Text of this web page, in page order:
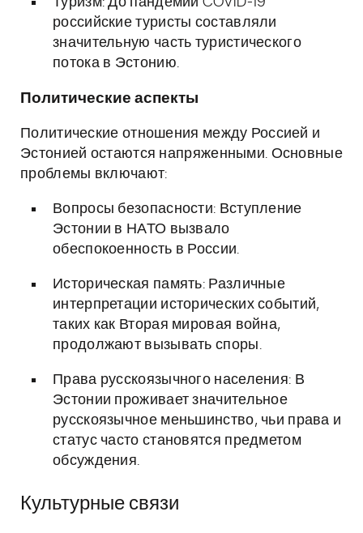
российские туристы составляли
значительную часть туристического
потока в Эстонию.
Политические аспекты
Политические отношения между Россией и
Эстонией остаются напряженными. Основные
проблемы включают:
Вопросы безопасности: Вступление
Эстонии в НАТО вызвало
обеспокоенность в России.
Историческая память: Различные
интерпретации исторических событий,
таких как Вторая мировая война,
продолжают вызывать споры.
Права русскоязычного населения: В
Эстонии проживает значительное
русскоязычное меньшинство, чьи права и
статус часто становятся предметом
обсуждения.
Культурные связи